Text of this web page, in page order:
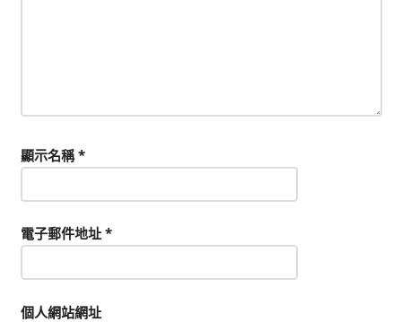
顯示名稱*
電子郵件地址 *
個人網站網址